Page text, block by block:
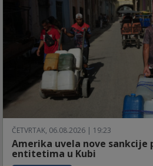
ČETVRTAK, 06.08.2026 | 19:23
Amerika uvela nove sankcije
entitetima u Kubi